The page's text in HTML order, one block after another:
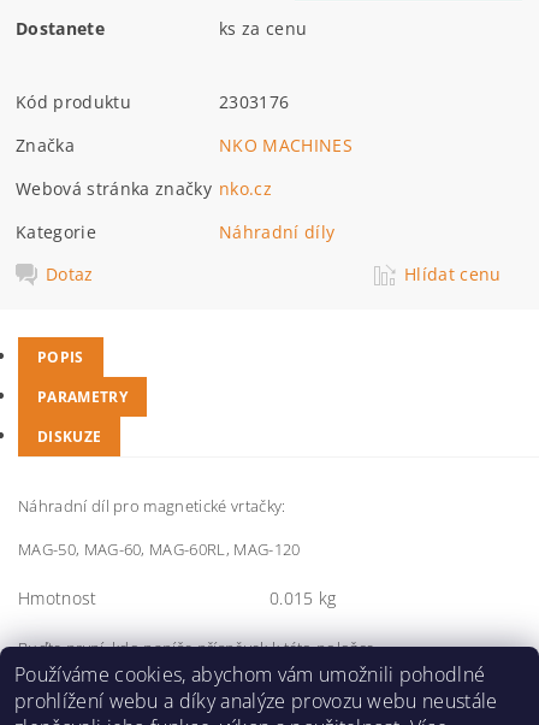
Dostanete ks za cenu
Kód produktu
2303176
Značka
NKO MACHINES
Webová stránka značky nko.cz
Kategorie
Náhradní díly
Dotaz
Hlídat cenu
POPIS
PARAMETRY
DISKUZE
Náhradní díl pro magnetické vrtačky:
MAG-50, MAG-60, MAG-60RL, MAG-120
Hmotnost 0.015 kg
Buďte první, kdo napíše příspěvek k této položce.
Přidat komentář
Používáme cookies, abychom vám umožnili pohodlné
prohlížení webu a díky analýze provozu webu neustále